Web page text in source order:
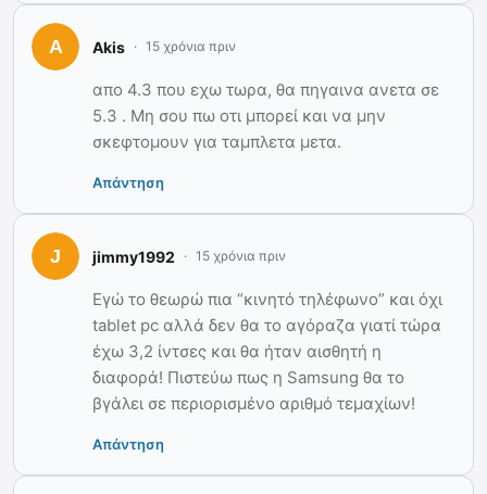
Akis 15 χρόνια πριν
απο 4.3 που εχω τωρα, θα πηγαινα ανετα σε
5.3 . Μη σου πω οτι μπορεί και να μην
σκεφτομουν για ταμπλετα μετα.
Απάντηση
jimmy1992 15 χρόνια πριν
Εγώ το θεωρώ πια “κινητό τηλέφωνο” και όχι
tablet pc αλλά δεν θα το αγόραζα γιατί τώρα
έχω 3,2 ίντσες και θα ήταν αισθητή η
διαφορά! Πιστεύω πως η Samsung θα το
βγάλει σε περιορισμένο αριθμό τεμαχίων!
Απάντηση